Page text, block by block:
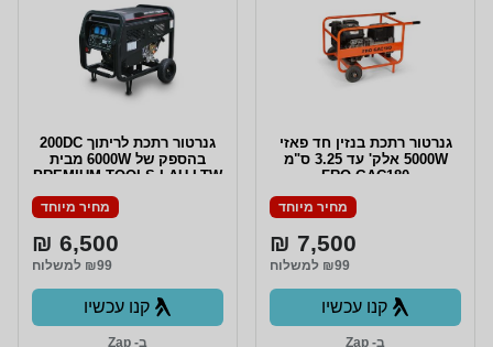
גנרטור רתכת בנזין חד פאזי
5000W אלק' עד 3.25 ס"מ
FRO GAC180
מחיר מיוחד
7,500 ₪
₪99 למשלוח
קנו עכשיו
ב- Zap
גנרטור רתכת לריתוך 200DC
בהספק של 6000W מבית
PREMIUM TOOLS LAU LTW
מחיר מיוחד
6,500 ₪
₪99 למשלוח
קנו עכשיו
ב- Zap